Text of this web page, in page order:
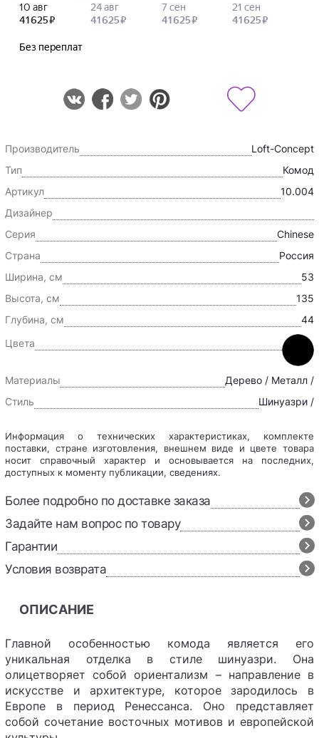
Производитель
Loft-Concept
Тип
Комод
Артикул
10.004
Дизайнер
Серия
Chinese
Страна
Россия
Ширина, см
53
Высота, см
135
Глубина, см
44
Цвета
Материалы
Дерево / Металл /
Стиль
Шинуазри /
Информация о технических характеристиках, комплекте
поставки, стране изготовления, внешнем виде и цвете товара
носит справочный характер и основывается на последних,
доступных к моменту публикации, сведениях.
Более подробно по доставке заказа
Задайте нам вопрос по товару
Гарантии
Условия возврата
ОПИСАНИЕ
Главной особенностью комода является его
уникальная отделка в стиле шинуазри. Она
олицетворяет собой ориентализм – направление в
искусстве и архитектуре, которое зародилось в
Европе в период Ренессанса. Оно представляет
собой сочетание восточных мотивов и европейской